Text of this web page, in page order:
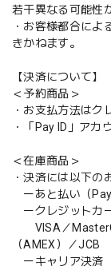
若干異なる可能性
・お客様都合によ
きかねます。
【決済について】
＜予約商品＞
・お支払方法はク
・「Pay ID」アカ
＜在庫商品＞
・決済には以下の
ーあと払い（Pay
ークレジットカ
VISA／
（AMEX）／JCB
ーキャリア決済